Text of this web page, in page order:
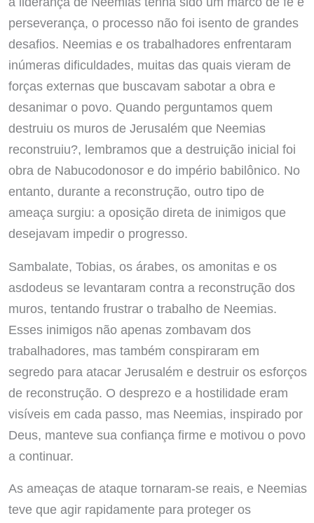
perseverança, o processo não foi isento de grandes
desafios. Neemias e os trabalhadores enfrentaram
inúmeras dificuldades, muitas das quais vieram de
forças externas que buscavam sabotar a obra e
desanimar o povo. Quando perguntamos quem
destruiu os muros de Jerusalém que Neemias
reconstruiu?, lembramos que a destruição inicial foi
obra de Nabucodonosor e do império babilônico. No
entanto, durante a reconstrução, outro tipo de
ameaça surgiu: a oposição direta de inimigos que
desejavam impedir o progresso.
Sambalate, Tobias, os árabes, os amonitas e os
asdodeus se levantaram contra a reconstrução dos
muros, tentando frustrar o trabalho de Neemias.
Esses inimigos não apenas zombavam dos
trabalhadores, mas também conspiraram em
segredo para atacar Jerusalém e destruir os esforços
de reconstrução. O desprezo e a hostilidade eram
visíveis em cada passo, mas Neemias, inspirado por
Deus, manteve sua confiança firme e motivou o povo
a continuar.
As ameaças de ataque tornaram-se reais, e Neemias
teve que agir rapidamente para proteger os